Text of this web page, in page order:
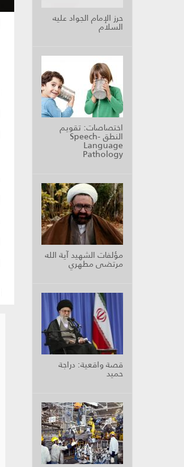
حرز الإمام الجواد عليه
السلام
اختصاصات: تقويم
النطق Speech-
Language
Pathology
مؤلفات الشهيد آية الله
مرتضى مطهري
قصة واقعية: دراجة
حميد